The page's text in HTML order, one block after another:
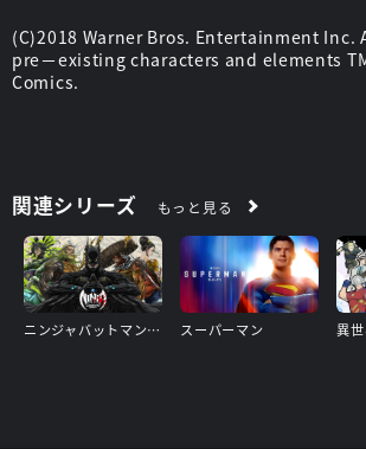
ムの面倒をみると決めたフェリシティは、も
するが、かつての知り合いが現れたことで事
く。
(C)2018 Warner Bros. Entertainment Inc.
pre－existing characters and elements
Comics.
関連シリーズ もっと見る
ニンジャバットマン対ヤクザリーグ スーパーマン